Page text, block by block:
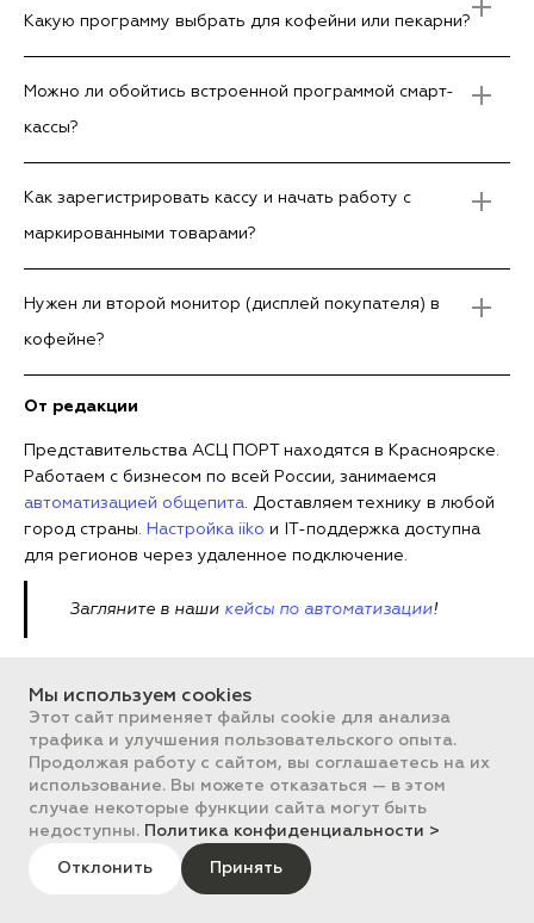
Какую программу выбрать для кофейни или пекарни?
Можно ли обойтись встроенной программой смарт-
кассы?
Как зарегистрировать кассу и начать работу с
маркированными товарами?
Нужен ли второй монитор (дисплей покупателя) в
кофейне?
От редакции
Представительства АСЦ ПОРТ находятся в Красноярске.
Работаем с бизнесом по всей России, занимаемся
автоматизацией общепита . Доставляем технику в любой
город страны.
Настройка iiko и IT-поддержка доступна
для регионов через удаленное подключение.
Загляните в наши кейсы по автоматизации!
Подпишитесь на бизнес-портал PORT в соцсетях.
Новости, лайфхаки, полезный контент о бизнесе простыми
словами:
Оцените материал
Мы используем cookies
Этот сайт применяет файлы cookie для анализа
трафика и улучшения пользовательского опыта.
Продолжая работу с сайтом, вы соглашаетесь на их
использование. Вы можете отказаться — в этом
случае некоторые функции сайта могут быть
недоступны. Политика конфиденциальности >
Отклонить Принять